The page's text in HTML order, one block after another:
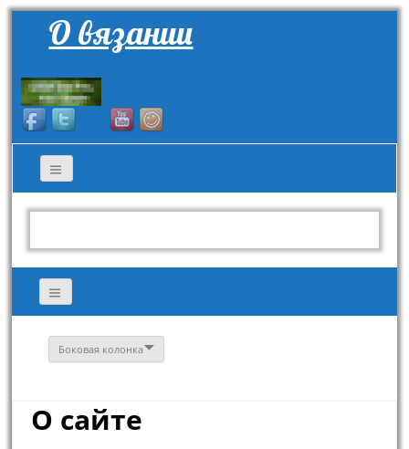
О вязании
Боковая колонка
О сайте